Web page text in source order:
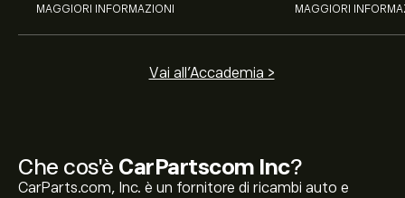
Che cos'è CarPartscom Inc?
CarParts.com, Inc. è un fornitore di ricambi auto e
MAGGIORI INFORMAZIONI MAGGIORI
Vai all'Accademia >